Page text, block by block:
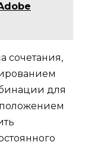
сочетания,
для